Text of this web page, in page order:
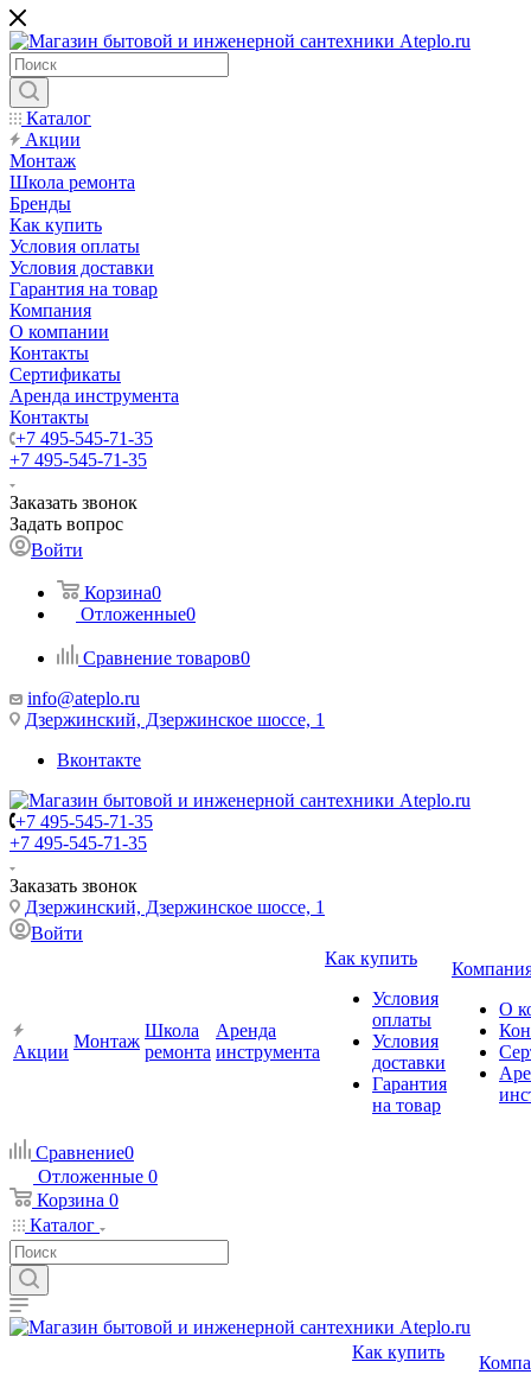
Каталог
Акции
Монтаж
Школа ремонта
Бренды
Как купить
Условия оплаты
Условия доставки
Гарантия на товар
Компания
О компании
Контакты
Сертификаты
Аренда инструмента
Контакты
+7 495-545-71-35
+7 495-545-71-35
Заказать звонок
Задать вопрос
Войти
Корзина0
Отложенные0
Сравнение товаров0
info@ateplo.ru
Дзержинский, Дзержинское шоссе, 1
Вконтакте
+7 495-545-71-35
+7 495-545-71-35
Заказать звонок
Дзержинский, Дзержинское шоссе, 1
Войти
Акции
Монтаж
Школа
ремонта
Аренда
инструмента
Как купить
Условия
оплаты
Условия
доставки
Гарантия
на товар
О
Сравнение0
Отложенные 0
Корзина 0
Каталог
Как купить